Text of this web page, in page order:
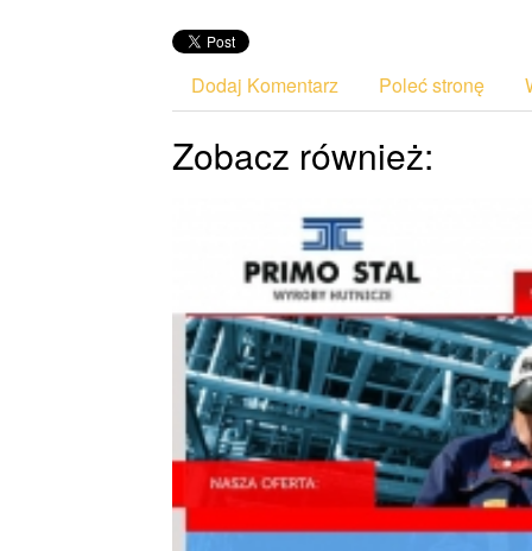
Dodaj Komentarz Poleć stronę
Zobacz również: